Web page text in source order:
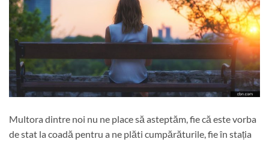
Multora dintre noi nu ne place să asteptăm, fie că este vorba
de stat la coadă pentru a ne plăti cumpărăturile, fie în stația